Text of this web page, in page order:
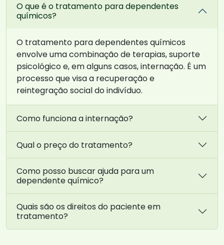
O que é o tratamento para dependentes
químicos?
O tratamento para dependentes químicos
envolve uma combinação de terapias, suporte
psicológico e, em alguns casos, internação. É um
processo que visa a recuperação e
reintegração social do indivíduo.
Como funciona a internação?
Qual o preço do tratamento?
Como posso buscar ajuda para um
dependente químico?
Quais são os direitos do paciente em
tratamento?